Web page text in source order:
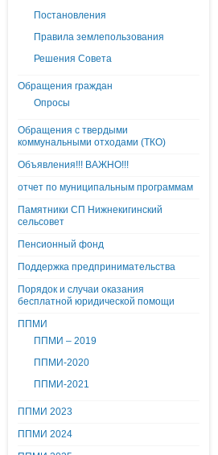
Постановления
Правила землепользования
Решения Совета
Обращения граждан
Опросы
Обращения с твердыми
коммунальными отходами (ТКО)
Объявления!!! ВАЖНО!!!
отчет по муниципальным программам
Памятники СП Нижнекигинский
сельсовет
Пенсионный фонд
Поддержка предпринимательства
Порядок и случаи оказания
бесплатной юридической помощи
ППМИ
ППМИ – 2019
ППМИ-2020
ППМИ-2021
ППМИ 2023
ППМИ 2024